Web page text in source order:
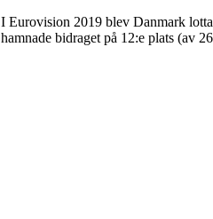
I Eurovision 2019 blev Danmark
hamnade bidraget på 12:e plats (av